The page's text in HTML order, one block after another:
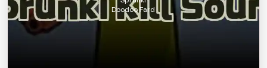
Doodoo Fard